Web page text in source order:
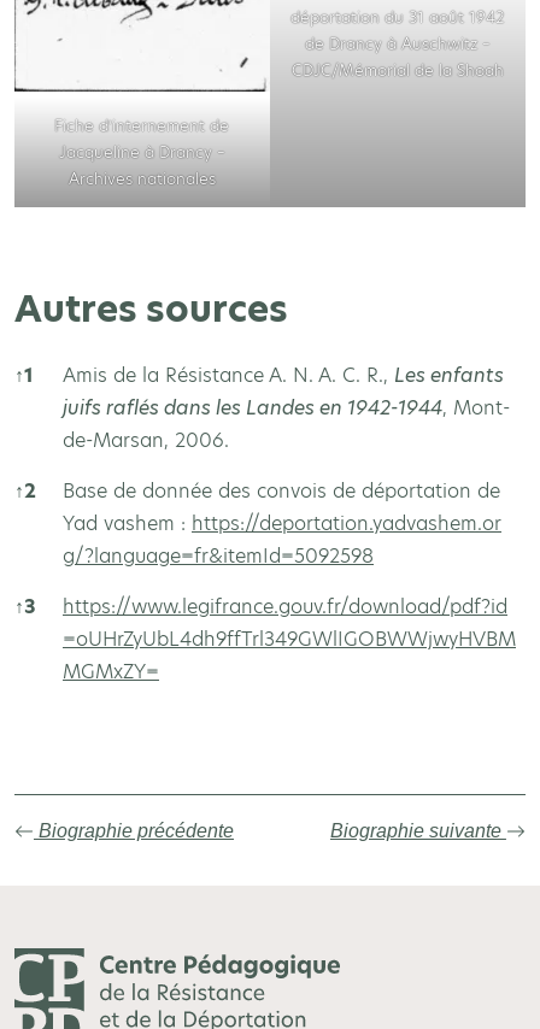
Fiche d’internement de
Jacqueline à Drancy –
Archives nationales
déportation du 31 août 1942
de Drancy à Auschwitz –
CDJC/Mémorial de la Shoah
Autres sources
↑1 Amis de la Résistance A. N. A. C. R., Les enfants
juifs raflés dans les Landes en 1942-1944, Mont-
de-Marsan, 2006.
↑2
Base de donnée des convois de déportation de
Yad vashem : https://deportation.yadvashem.or
g/?language=fr&itemId=5092598
↑3
https://www.legifrance.gouv.fr/download/pdf?id
=oUHrZyUbL4dh9ffTrl349GWlIGOBWWjwyHVBM
MGMxZY=
Biographie précédente Biographie suivante